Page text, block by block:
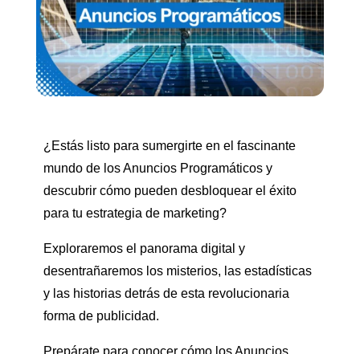
¿Estás listo para sumergirte en el fascinante
mundo de los Anuncios Programáticos y
descubrir cómo pueden desbloquear el éxito
para tu estrategia de marketing?
Exploraremos el panorama digital y
desentrañaremos los misterios, las estadísticas
y las historias detrás de esta revolucionaria
forma de publicidad.
Prepárate para conocer cómo los Anuncios